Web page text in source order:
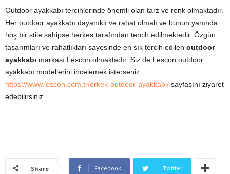
Outdoor ayakkabı tercihlerinde önemli olan tarz ve renk olmaktadır.
Her outdoor ayakkabı dayanıklı ve rahat olmalı ve bunun yanında
hoş bir stile sahipse herkes tarafından tercih edilmektedir. Özgün
tasarımları ve rahatlıkları sayesinde en sık tercih edilen outdoor
ayakkabı markası Lescon olmaktadır. Siz de Lescon outdoor
ayakkabı modellerini incelemek isterseniz
https://www.lescon.com.tr/erkek-outdoor-ayakkabi/ sayfasını ziyaret
edebilirsiniz.
Share Facebook Twitter